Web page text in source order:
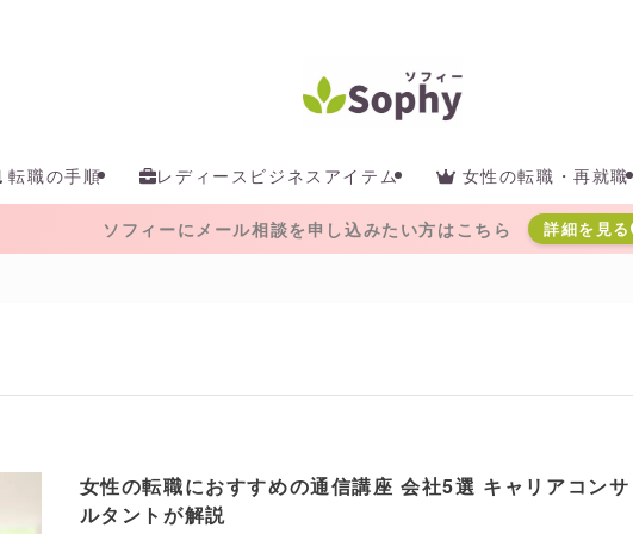
転職の手順 レディースビジネスアイテム 女性の転職・再就職
ソフィーにメール相談を申し込みたい方はこちら 詳細を見る
女性の転職におすすめの通信講座 会社5選 キャリアコンサ
ルタントが解説